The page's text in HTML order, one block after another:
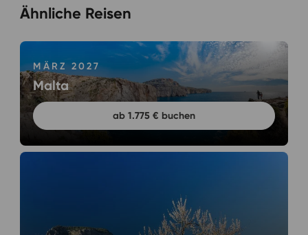
Ähnliche Reisen
MÄRZ 2027
Malta
ab 1.775 € buchen